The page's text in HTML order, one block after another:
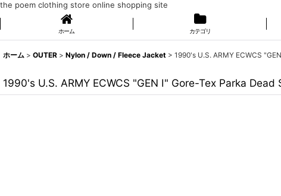
the poem clothing store online shopping site
ホーム カテゴリ
ホーム > OUTER > Nylon / Down / Fleece Jacket > 1990's U.S. ARMY ECWCS
1990's U.S. ARMY ECWCS "GEN I" Gore-Tex Parka